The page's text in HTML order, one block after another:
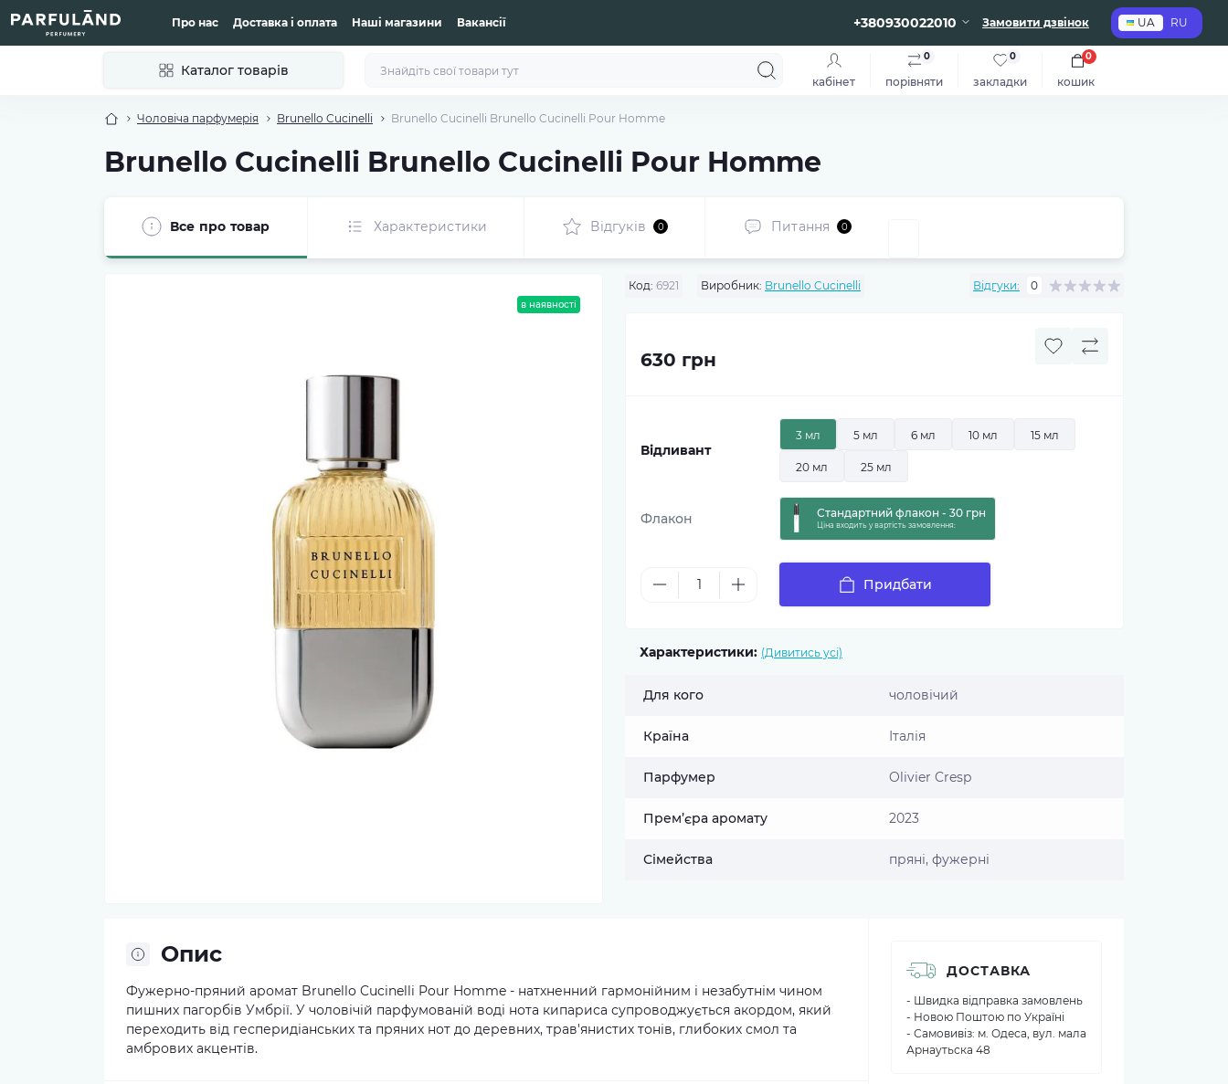
Про нас Доставка і оплата Наші магазини Вакансії +380930022010 Замовити дзвінок UA RU
Каталог товарів
кабінет порівняти
0
закладки
0
кошик
0
Чоловіча парфумерія Brunello Cucinelli Brunello Cucinelli Brunello Cucinelli Pour Homme
Brunello Cucinelli Brunello Cucinelli Pour Homme
Все про товар Характеристики Відгуків 0 Питання 0
в наявності
Код: 6921 Виробник: Brunello Cucinelli Відгуки: 0
630 грн
Відливант
3 мл 5 мл 6 мл 10 мл 15 мл
20 мл 25 мл
Флакон Стандартний флакон - 30 грн
Ціна входить у вартість замовлення:
Придбати
Характеристики: (Дивитись усі)
Для кого чоловічий
Країна Італія
Парфумер Olivier Cresp
Прем’єра аромату 2023
Сімейства пряні, фужерні
Опис
Фужерно-пряний аромат Brunello Cucinelli Pour Homme - натхненний гармонійним і незабутнім чином
пишних пагорбів Умбрії. У чоловічій парфумованій воді нота кипариса супроводжується акордом, який
переходить від гесперидіанських та пряних нот до деревних, трав'янистих тонів, глибоких смол та
амбрових акцентів.
ДОСТАВКА
- Швидка відправка замовлень
- Новою Поштою по Україні
- Самовивіз: м. Одеса, вул. мала
Арнаутьска 48